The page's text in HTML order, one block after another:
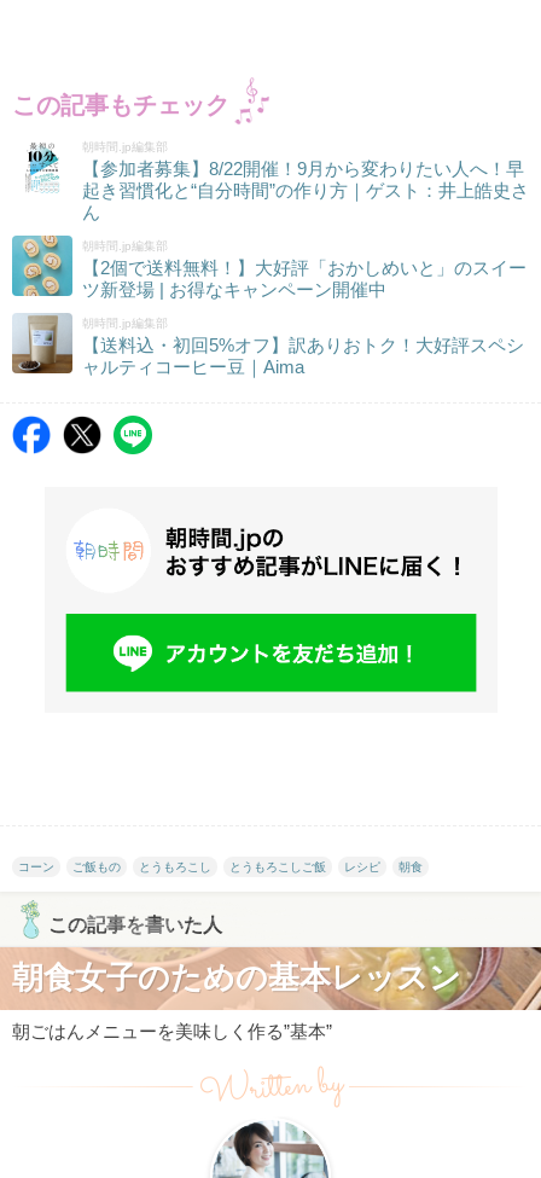
この記事もチェック
朝時間.jp編集部
【参加者募集】8/22開催！9月から変わりたい人へ！早
起き習慣化と“自分時間”の作り方｜ゲスト：井上皓史さ
ん
朝時間.jp編集部
【2個で送料無料！】大好評「おかしめいと」のスイー
ツ新登場 | お得なキャンペーン開催中
朝時間.jp編集部
【送料込・初回5%オフ】訳ありおトク！大好評スペシ
ャルティコーヒー豆｜Aima
コーン ご飯もの とうもろこし とうもろこしご飯 レシピ 朝食
この記事を書いた人
朝食女子のための基本レッスン
朝ごはんメニューを美味しく作る”基本”
Written by